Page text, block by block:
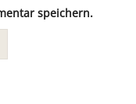
speichern.